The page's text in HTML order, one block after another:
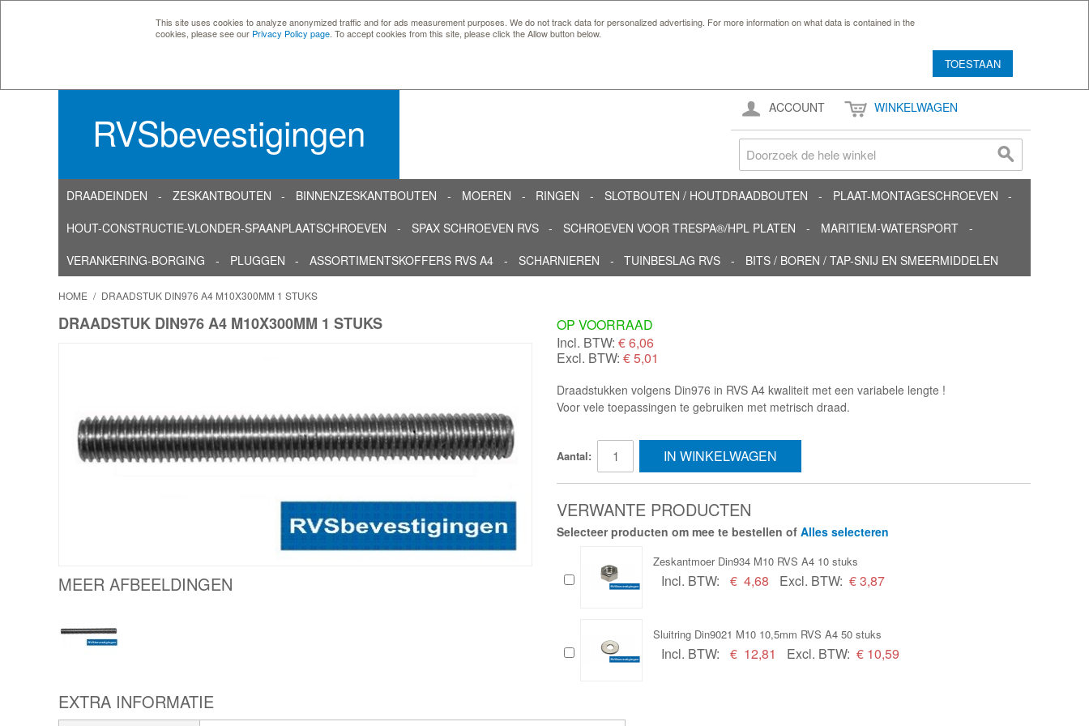
This site uses cookies to analyze anonymized traffic and for ads measurement purposes. We do not track data for personalized advertising. For more information on what data is contained in the
cookies, please see our Privacy Policy page . To accept cookies from this site, please click the Allow button below.
TOESTAAN
RVSbevestigingen
ACCOUNT WINKELWAGEN
DRAADEINDEN ZESKANTBOUTEN BINNENZESKANTBOUTEN MOEREN RINGEN SLOTBOUTEN / HOUTDRAADBOUTEN
PLAAT-MONTAGESCHROEVEN
HOUT-CONSTRUCTIE-VLONDER-SPAANPLAATSCHROEVEN
SPAX SCHROEVEN RVS SCHROEVEN VOOR TRESPA®/HPL PLATEN
MARITIEM-WATERSPORT
VERANKERING-BORGING
PLUGGEN ASSORTIMENTSKOFFERS RVS A4 SCHARNIEREN TUINBESLAG RVS BITS / BOREN / TAP-SNIJ EN SMEERMIDDELEN
HOME / DRAADSTUK DIN976 A4 M10X300MM 1 STUKS
DRAADSTUK DIN976 A4 M10X300MM 1 STUKS
MEER AFBEELDINGEN
OP VOORRAAD
Incl. BTW: €6,06
Excl. BTW: € 5,01
Draadstukken volgens Din976 in RVS A4 kwaliteit met een variabele lengte !
Voor vele toepassingen te gebruiken met metrisch draad.
Aantal: IN WINKELWAGEN
VERWANTE PRODUCTEN
Selecteer producten om mee te bestellen of Alles selecteren
Zeskantmoer Din934 M10 RVS A4 10 stuks
Incl. BTW: € 4,68 Excl. BTW: € 3,87
Sluitring Din9021 M10 10,5mm RVS A4 50 stuks
Incl. BTW: € 12,81 Excl. BTW: € 10,59
EXTRA INFORMATIE